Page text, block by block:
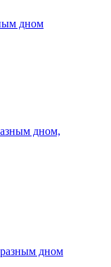
дном
дном,
дном